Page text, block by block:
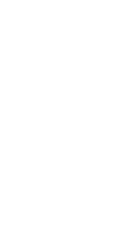
balón y las
ambiente
Una
La segunda
lo apuntaba
para anotar
callar a su